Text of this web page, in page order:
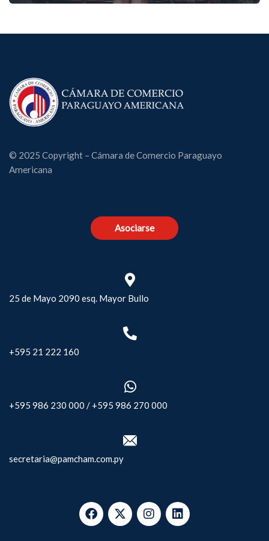
© 2025 Copyright – Cámara de Comercio Paraguayo
Americana
Asociarse
25 de Mayo 2090 esq. Mayor Bullo
+595 21 222 160
+595 986 230 000 / +595 986 270 000
secretaria@pamcham.com.py